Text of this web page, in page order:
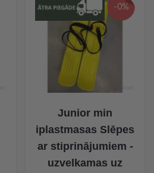
-0%
Junior min
iplastmasas Slēpes
ar stiprinājumiem -
uzvelkamas uz